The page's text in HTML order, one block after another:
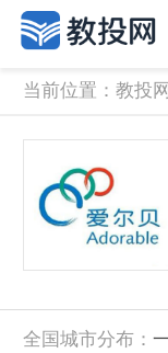
当前位置： 教投网
‌全国城市分布‌：